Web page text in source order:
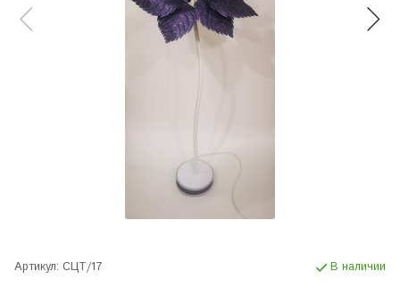
Артикул: СЦТ/17 В наличии